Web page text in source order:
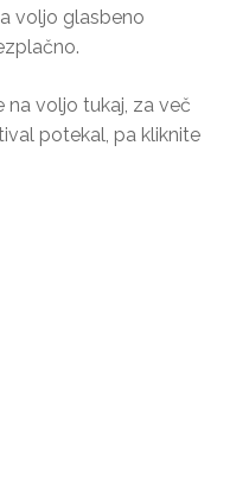
voljo glasbeno
na voljo tukaj, za več
potekal, pa kliknite